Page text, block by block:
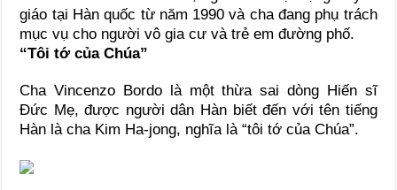
giáo tại Hàn quốc từ năm 1990 và cha đang phụ trách
mục vụ cho người vô gia cư và trẻ em đường phố.
“Tôi tớ của Chúa”
Cha Vincenzo Bordo là một thừa sai dòng Hiến sĩ
Đức Mẹ, được người dân Hàn biết đến với tên tiếng
Hàn là cha Kim Ha-jong, nghĩa là “tôi tớ của Chúa”.